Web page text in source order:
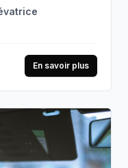
En savoir plus